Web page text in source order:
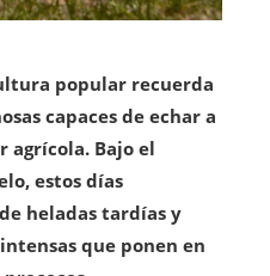
popular recuerda
capaces de echar a
agrícola. Bajo el
estos días
heladas tardías y
que ponen en